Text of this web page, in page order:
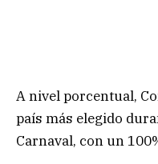
A nivel porcentual,
país más elegido
Carnaval, con un